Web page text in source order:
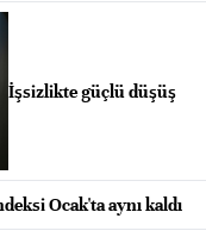
İşsizlikte güçlü düşüş
Ocak'ta aynı kaldı